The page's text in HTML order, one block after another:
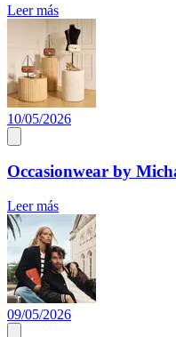
Leer más
10/05/2026
Occasionwear by
Leer más
09/05/2026